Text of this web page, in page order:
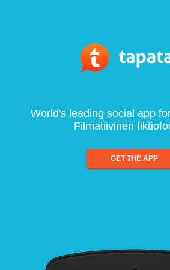
World's leading social app
Filmatiivinen
GET THE APP